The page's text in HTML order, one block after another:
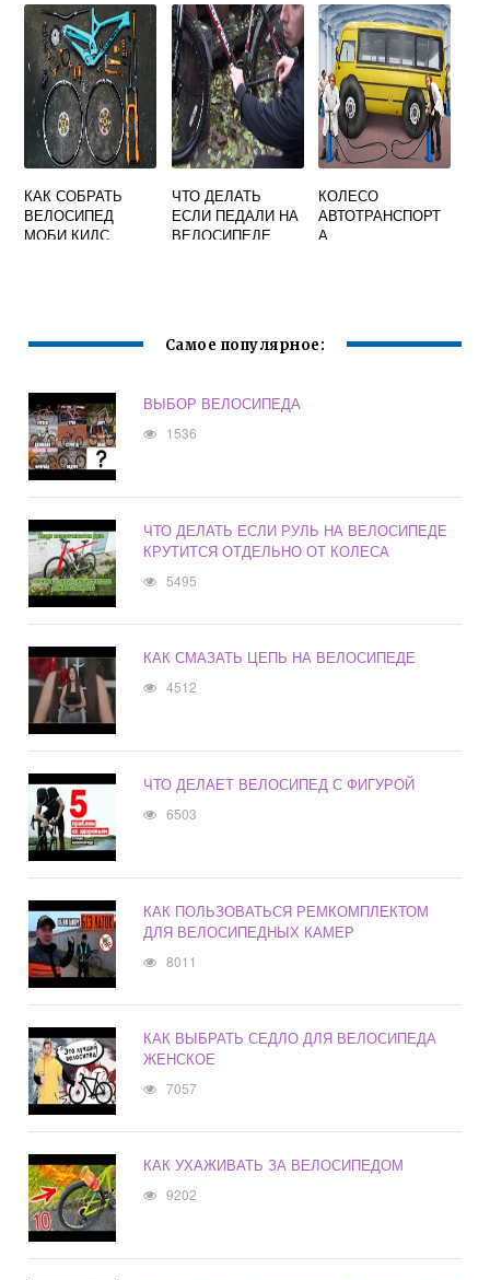
КАК СОБРАТЬ
ВЕЛОСИПЕД
МОБИ КИДС
ЧТО ДЕЛАТЬ
ЕСЛИ ПЕДАЛИ НА
ВЕЛОСИПЕДЕ
КОЛЕСО
АВТОТРАНСПОРТ
А
Самое популярное:
ВЫБОР ВЕЛОСИПЕДА
1536
ЧТО ДЕЛАТЬ ЕСЛИ РУЛЬ НА ВЕЛОСИПЕДЕ
КРУТИТСЯ ОТДЕЛЬНО ОТ КОЛЕСА
5495
КАК СМАЗАТЬ ЦЕПЬ НА ВЕЛОСИПЕДЕ
4512
ЧТО ДЕЛАЕТ ВЕЛОСИПЕД С ФИГУРОЙ
6503
КАК ПОЛЬЗОВАТЬСЯ РЕМКОМПЛЕКТОМ
ДЛЯ ВЕЛОСИПЕДНЫХ КАМЕР
8011
КАК ВЫБРАТЬ СЕДЛО ДЛЯ ВЕЛОСИПЕДА
ЖЕНСКОЕ
7057
КАК УХАЖИВАТЬ ЗА ВЕЛОСИПЕДОМ
9202